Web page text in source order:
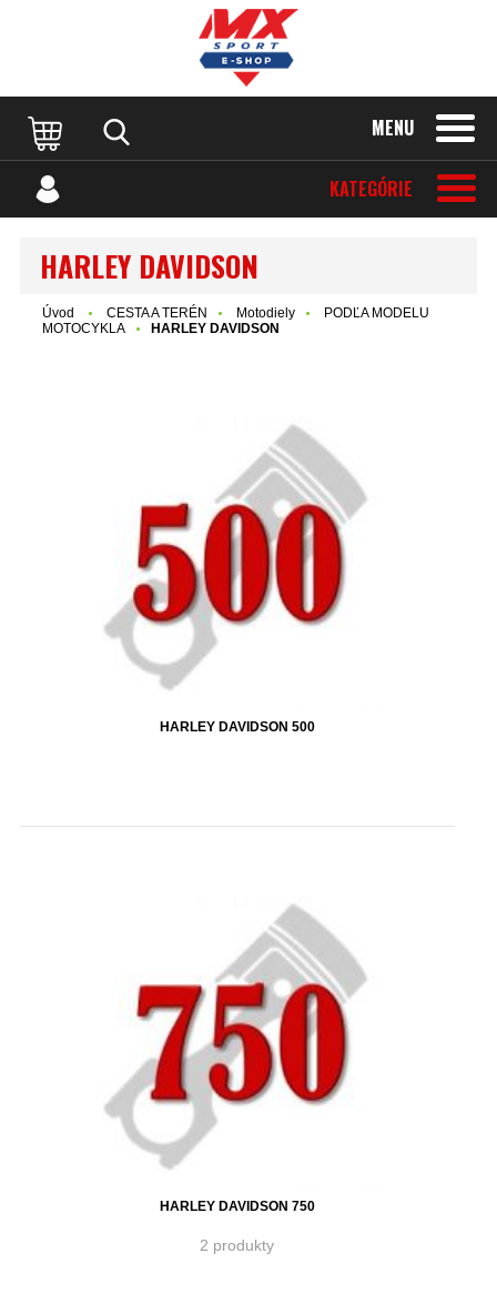
MENU
KATEGÓRIE
HARLEY DAVIDSON
Úvod CESTA A TERÉN Motodiely
PODĽA MODELU
MOTOCYKLA
HARLEY DAVIDSON
HARLEY DAVIDSON 500
HARLEY DAVIDSON 750
2 produkty